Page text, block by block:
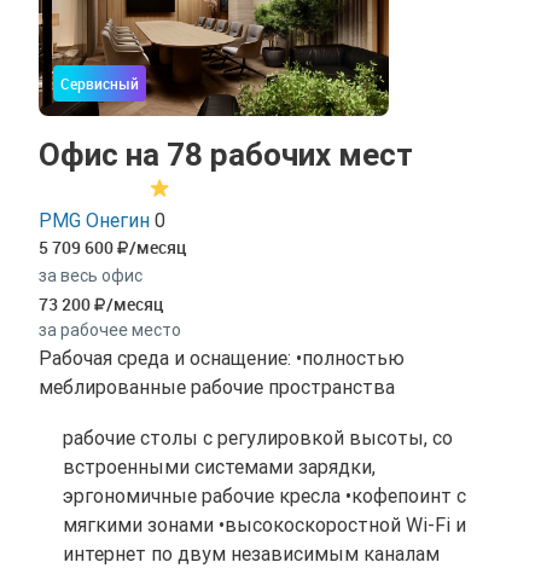
Сервисный
Офис на 78 рабочих мест
PMG Онегин 0
5 709 600 /месяц
за весь офис
73 200 /месяц
за рабочее место
Рабочая среда и оснащение: •полностью
меблированные рабочие пространства
рабочие столы с регулировкой высоты, со
встроенными системами зарядки,
эргономичные рабочие кресла •кофепоинт с
мягкими зонами •высокоскоростной Wi-Fi и
интернет по двум независимым каналам